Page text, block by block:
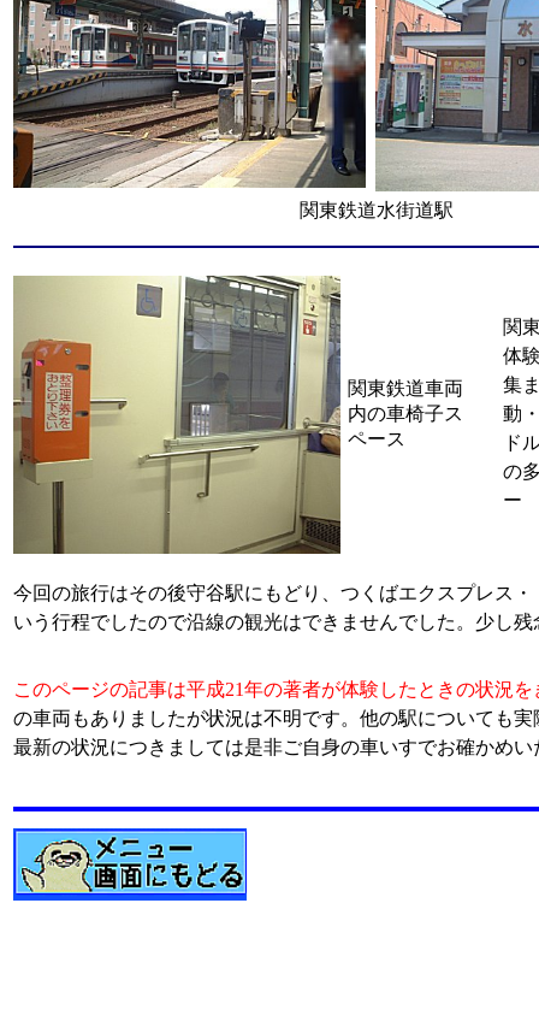
関東鉄道水街道駅
関東鉄道車両
内の車椅子ス
ペース
関
体
集
動
ド
の
ー
今回の旅行はその後守谷駅にもどり、つくばエクスプレス
いう行程でしたので沿線の観光はできませんでした。少し残
このページの記事は平成21年の著者が体験したときの状況
の車両もありましたが状況は不明です。他の駅についても
最新の状況につきましては是非ご自身の車いすでお確かめ